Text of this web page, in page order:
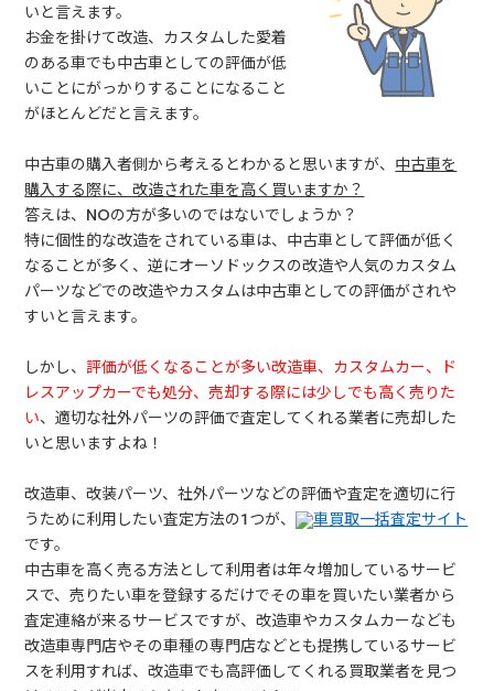
いと言えます。
お金を掛けて改造、カスタムした愛着
のある車でも中古車としての評価が低
いことにがっかりすることになること
がほとんどだと言えます。
中古車の購入者側から考えるとわかると思いますが、 中古車を
購入する際に、改造された車を高く買いますか？
答えは、NOの方が多いのではないでしょうか？
特に個性的な改造をされている車は、中古車として評価が低く
なることが多く、逆にオーソドックスの改造や人気のカスタム
パーツなどでの改造やカスタムは中古車としての評価がされや
すいと言えます。
しかし、評価が低くなることが多い改造車、カスタムカー、ド
レスアップカーでも処分、売却する際には少しでも高く売りた
い、適切な社外パーツの評価で査定してくれる業者に売却した
いと思いますよね！
改造車、改装パーツ、社外パーツなどの評価や査定を適切に行
うために利用したい査定方法の1つが、
車買取一括査定サイト
です。
中古車を高く売る方法として利用者は年々増加しているサービ
スで、売りたい車を登録するだけでその車を買いたい業者から
査定連絡が来るサービスですが、改造車やカスタムカーなども
改造車専門店やその車種の専門店などとも提携しているサービ
スを利用すれば、改造車でも高評価してくれる買取業者を見つ